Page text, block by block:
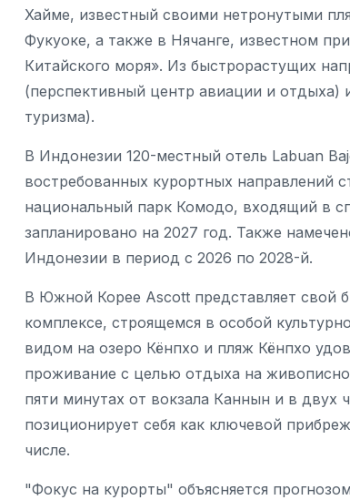
Хайме, известный своими нетронутыми
Фукуоке, а также в Нячанге, известном
Китайского моря». Из быстрорастущих
(перспективный центр авиации и
туризма).
В Индонезии 120-местный отель Labuan
востребованных курортных направлений
национальный парк Комодо, входящий в
запланировано на 2027 год. Также
Индонезии в период с 2026 по 2028-й.
В Южной Корее Ascott представляет свой
комплексе, строящемся в особой
видом на озеро Кёнпхо и пляж Кёнпхо
проживание с целью отдыха на
пяти минутах от вокзала Каннын и в двух
позиционирует себя как ключевой
числе.
"Фокус на курорты" объясняется